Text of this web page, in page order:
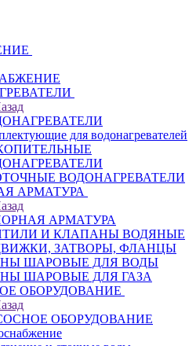
для водонагревателей
ВОДОНАГРЕВАТЕЛИ
АРМАТУРА
АРМАТУРА
И КЛАПАНЫ ВОДЯНЫЕ
ЗАТВОРЫ, ФЛАНЦЫ
ШАРОВЫЕ ДЛЯ ВОДЫ
ШАРОВЫЕ ДЛЯ ГАЗА
ОБОРУДОВАНИЕ
ОБОРУДОВАНИЕ